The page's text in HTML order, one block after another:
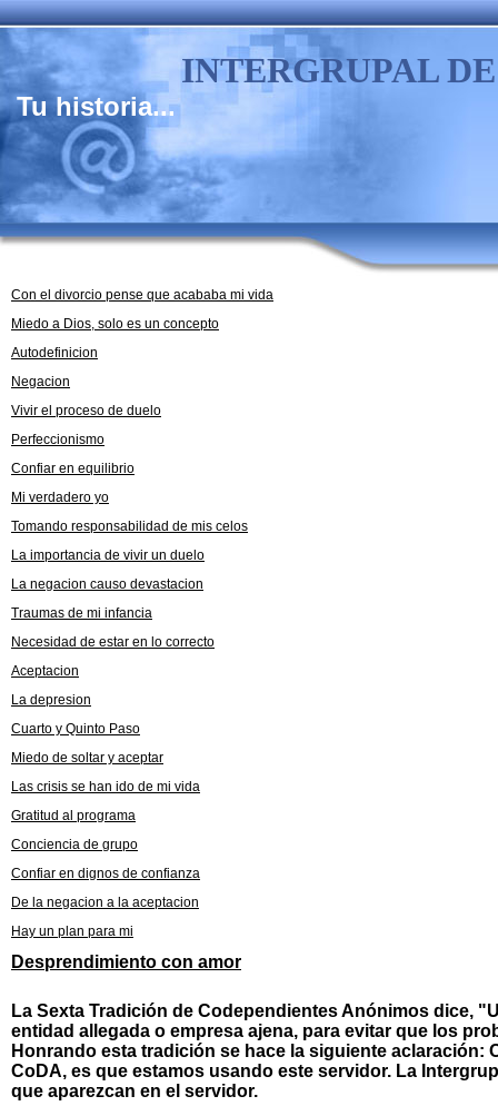
INTERGRUPAL
Tu historia...
Con el divorcio pense que acababa mi vida
Miedo a Dios, solo es un concepto
Autodefinicion
Negacion
Vivir el proceso de duelo
Perfeccionismo
Confiar en equilibrio
Mi verdadero yo
Tomando responsabilidad de mis celos
La importancia de vivir un duelo
La negacion causo devastacion
Traumas de mi infancia
Necesidad de estar en lo correcto
Aceptacion
La depresion
Cuarto y Quinto Paso
Miedo de soltar y aceptar
Las crisis se han ido de mi vida
Gratitud al programa
Conciencia de grupo
Confiar en dignos de confianza
De la negacion a la aceptacion
Hay un plan para mi
Desprendimiento con amor
La Sexta Tradición de Codependientes Anónimos dice,
entidad allegada o empresa ajena, para evitar que los
Honrando esta tradición se hace la siguiente
CoDA, es que estamos usando este servidor. La
que aparezcan en el servidor.